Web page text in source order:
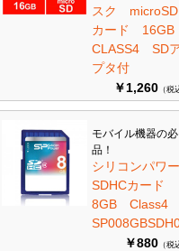
スク
カード
CLASS4 SD
プタ付
￥1,260 （税
モバイル機器の
品！
シリコンパ
SDHCカード
8GB
￥880 （税